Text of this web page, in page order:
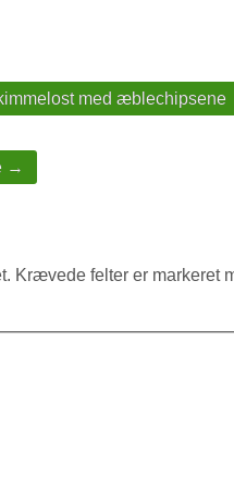
med æblechipsene
→
Krævede felter er markeret